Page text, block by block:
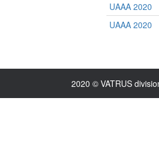
UAAA 2020
UAAA 2020
2020 © VATRUS